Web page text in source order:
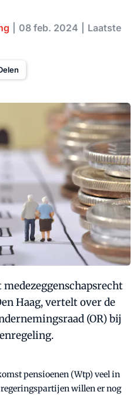
08 feb. 2024
Laatste
Haag, vertelt over de
(OR) bij
pensioenen (Wtp) veel in
willen er nog